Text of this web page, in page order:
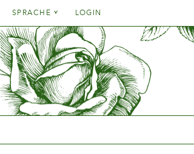
SPRACHE
Danish
English
French
German
Italien
LOGIN
Danish
English
French
German
Italien
Spanish
STARTSEITE